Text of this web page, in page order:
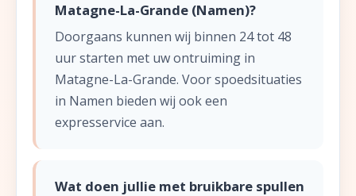
Matagne-La-Grande (Namen)?
Doorgaans kunnen wij binnen 24 tot 48
uur starten met uw ontruiming in
Matagne-La-Grande. Voor spoedsituaties
in Namen bieden wij ook een
expresservice aan.
Wat doen jullie met bruikbare spullen